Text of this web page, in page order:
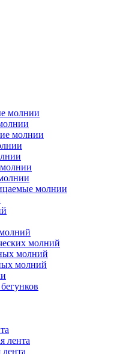
молнии
молнии
молнии
молний
молний
молний
лента